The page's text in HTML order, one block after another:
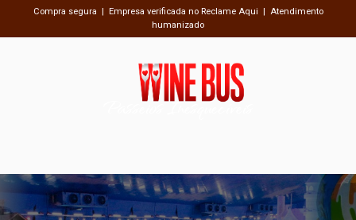
Compra segura | Empresa verificada no Reclame Aqui | Atendimento
humanizado
Passeios Inesquecíveis